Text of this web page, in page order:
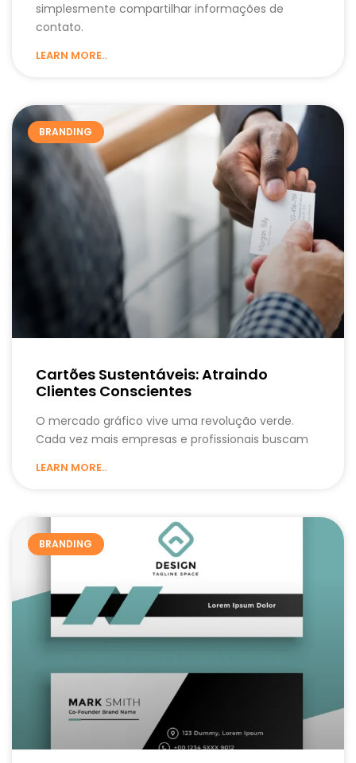
simplesmente compartilhar informações de
contato.
LEARN MORE..
BRANDING
Cartões Sustentáveis: Atraindo
Clientes Conscientes
O mercado gráfico vive uma revolução verde.
Cada vez mais empresas e profissionais buscam
LEARN MORE..
BRANDING